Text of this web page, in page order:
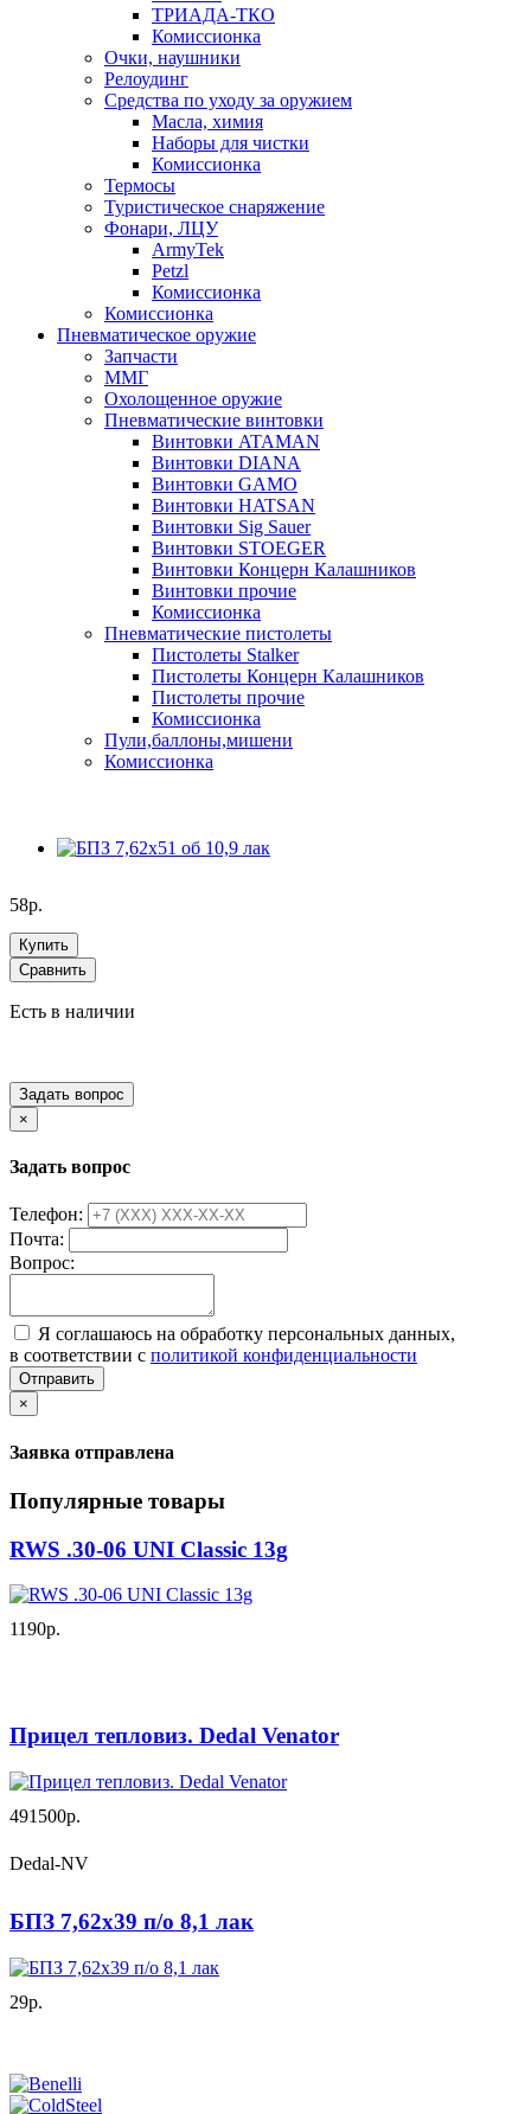
ТРИАДА-ТКО
Комиссионка
Очки, наушники
Релоудинг
Средства по уходу за оружием
Масла, химия
Наборы для чистки
Комиссионка
Термосы
Туристическое снаряжение
Фонари, ЛЦУ
ArmyTek
Petzl
Комиссионка
Комиссионка
Пневматическое оружие
Запчасти
ММГ
Охолощенное оружие
Пневматические винтовки
Винтовки ATAMAN
Винтовки DIANA
Винтовки GAMO
Винтовки HATSAN
Винтовки Sig Sauer
Винтовки STOEGER
Винтовки Концерн Калашников
Винтовки прочие
Комиссионка
Пневматические пистолеты
Пистолеты Stalker
Пистолеты Концерн Калашников
Пистолеты прочие
Комиссионка
Пули,баллоны,мишени
Комиссионка
58р.
Купить
Сравнить
Есть в наличии
Задать вопрос
×
Задать вопрос
Телефон:
Почта:
Вопрос:
Я соглашаюсь на обработку персональных данных,
в соответствии с политикой конфиденциальности
Отправить
×
Заявка отправлена
Популярные товары
RWS .30-06 UNI Classic 13g
1190р.
Прицел тепловиз. Dedal Venator
491500р.
Dedal-NV
БПЗ 7,62х39 п/о 8,1 лак
29р.